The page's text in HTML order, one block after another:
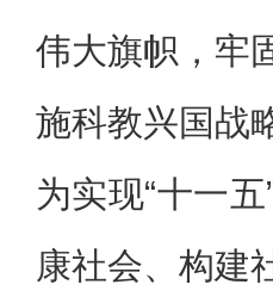
伟大旗帜，牢
施科教兴国战
为实现“十一
康社会、构建